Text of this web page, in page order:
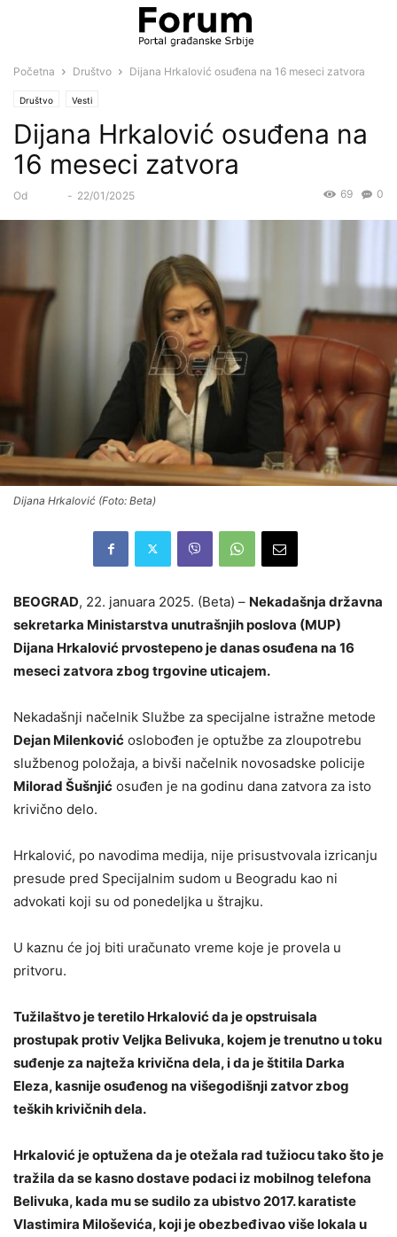
Početna Društvo Dijana Hrkalović osuđena na 16 meseci zatvora
Društvo Vesti
Dijana Hrkalović osuđena na
16 meseci zatvora
Od - 22/01/2025 0
69
Dijana Hrkalović (Foto: Beta)
BEOGRAD, 22. januara 2025. (Beta) – Nekadašnja državna
sekretarka Ministarstva unutrašnjih poslova (MUP)
Dijana Hrkalović prvostepeno je danas osuđena na 16
meseci zatvora zbog trgovine uticajem.
Nekadašnji načelnik Službe za specijalne istražne metode
Dejan Milenković oslobođen je optužbe za zloupotrebu
službenog položaja, a bivši načelnik novosadske policije
Milorad Šušnjić osuđen je na godinu dana zatvora za isto
krivično delo.
Hrkalović, po navodima medija, nije prisustvovala izricanju
presude pred Specijalnim sudom u Beogradu kao ni
advokati koji su od ponedeljka u štrajku.
U kaznu će joj biti uračunato vreme koje je provela u
pritvoru.
Tužilaštvo je teretilo Hrkalović da je opstruisala
prostupak protiv Veljka Belivuka, kojem je trenutno u toku
suđenje za najteža krivična dela, i da je štitila Darka
Eleza, kasnije osuđenog na višegodišnji zatvor zbog
teških krivičnih dela.
Hrkalović je optužena da je otežala rad tužiocu tako što je
tražila da se kasno dostave podaci iz mobilnog telefona
Belivuka, kada mu se sudilo za ubistvo 2017. karatiste
Vlastimira Miloševića, koji je obezbeđivao više lokala u